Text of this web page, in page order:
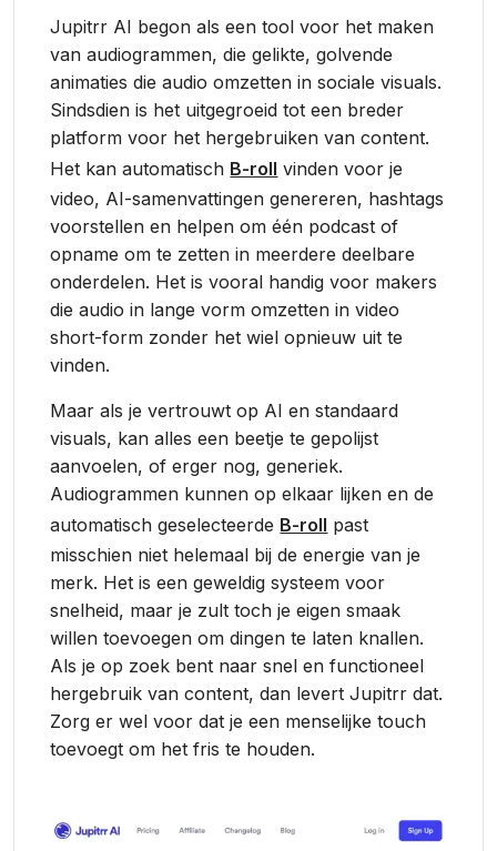
Jupitrr AI begon als een tool voor het maken
van audiogrammen, die gelikte, golvende
animaties die audio omzetten in sociale visuals.
Sindsdien is het uitgegroeid tot een breder
platform voor het hergebruiken van content.
Het kan automatisch B-roll vinden voor je
video, AI-samenvattingen genereren, hashtags
voorstellen en helpen om één podcast of
opname om te zetten in meerdere deelbare
onderdelen. Het is vooral handig voor makers
die audio in lange vorm omzetten in video
short-form zonder het wiel opnieuw uit te
vinden.
Maar als je vertrouwt op AI en standaard
visuals, kan alles een beetje te gepolijst
aanvoelen, of erger nog, generiek.
Audiogrammen kunnen op elkaar lijken en de
automatisch geselecteerde B-roll past
misschien niet helemaal bij de energie van je
merk. Het is een geweldig systeem voor
snelheid, maar je zult toch je eigen smaak
willen toevoegen om dingen te laten knallen.
Als je op zoek bent naar snel en functioneel
hergebruik van content, dan levert Jupitrr dat.
Zorg er wel voor dat je een menselijke touch
toevoegt om het fris te houden.